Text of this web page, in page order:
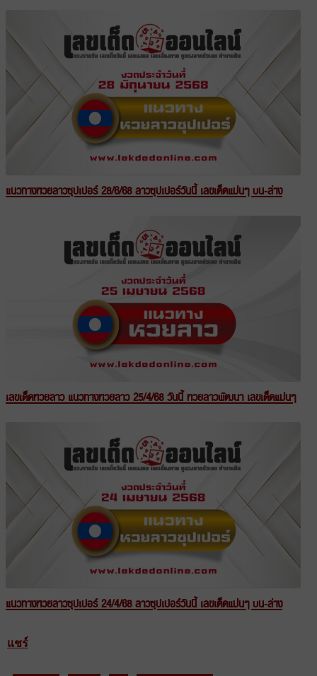
แนวทางหวยลาวซุปเปอร์ 28/6/68 ลาวซุปเปอร์วันนี้ เลขเด็ดแม่นๆ บน-ล่าง
เลขเด็ดหวยลาว แนวทางหวยลาว 25/4/68 วันนี้ หวยลาวพัฒนา เลขเด็ดแม่นๆ
แนวทางหวยลาวซุปเปอร์ 24/4/68 ลาวซุปเปอร์วันนี้ เลขเด็ดแม่นๆ บน-ล่าง
แชร์